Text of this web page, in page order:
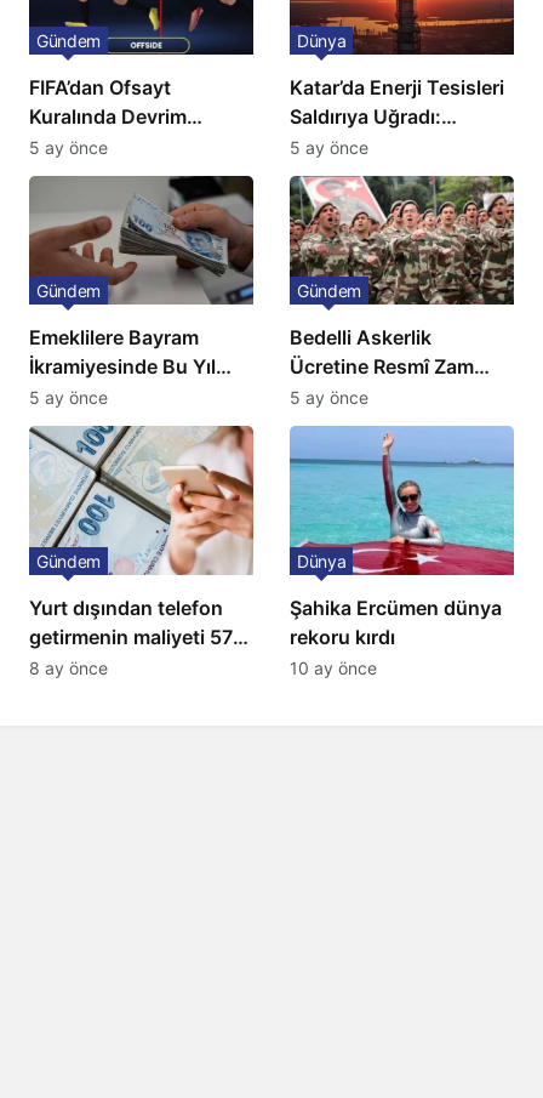
FIFA’dan Ofsayt
Kuralında Devrim
Niteliğinde Onay
Gündem
5 ay önce
Katar’da Enerji Tesisleri
Saldırıya Uğradı:
Avrupa’da Doğalgaz
Fiyatlarında Sert Artış
Dünya
5 ay önce
Emeklilere Bayram
İkramiyesinde Bu Yıl
Artış Gelmeyecek
Gündem
5 ay önce
Bedelli Askerlik
Ücretine Resmî Zam
Geliyor
Gündem
5 ay önce
Yurt dışından telefon
getirmenin maliyeti 57
bin lira oldu
Gündem
8 ay önce
Şahika Ercümen dünya
rekoru kırdı
Dünya
10 ay önce